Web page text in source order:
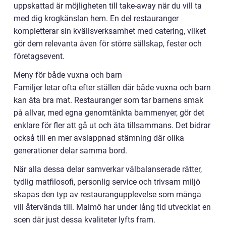
uppskattad är möjligheten till take-away när du vill ta
med dig krogkänslan hem. En del restauranger
kompletterar sin kvällsverksamhet med catering, vilket
gör dem relevanta även för större sällskap, fester och
företagsevent.
Meny för både vuxna och barn
Familjer letar ofta efter ställen där både vuxna och barn
kan äta bra mat. Restauranger som tar barnens smak
på allvar, med egna genomtänkta barnmenyer, gör det
enklare för fler att gå ut och äta tillsammans. Det bidrar
också till en mer avslappnad stämning där olika
generationer delar samma bord.
När alla dessa delar samverkar välbalanserade rätter,
tydlig matfilosofi, personlig service och trivsam miljö
skapas den typ av restaurangupplevelse som många
vill återvända till. Malmö har under lång tid utvecklat en
scen där just dessa kvaliteter lyfts fram.